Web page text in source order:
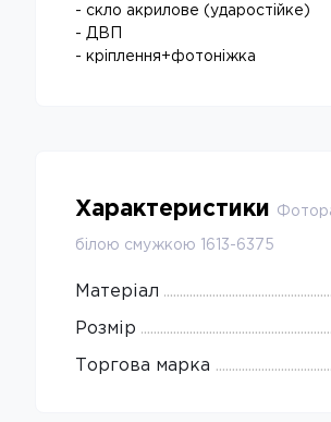
- скло акрилове (ударостійке)
- ДВП
- кріплення+фотоніжка
Характеристики
білою смужкою 1613-6375
Матеріал
Розмір
Торгова марка